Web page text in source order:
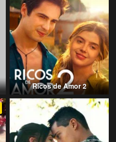
Ricos de Amor 2